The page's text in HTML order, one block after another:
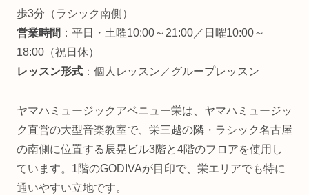
歩3分（ラシック南側）
営業時間 ：平日・土曜10:00～21:00／日曜10:00～
18:00（祝日休）
レッスン形式 ：個人レッスン／グループレッスン
ヤマハミュージックアベニュー栄は、ヤマハミュージッ
ク直営の大型音楽教室で、栄三越の隣・ラシック名古屋
の南側に位置する辰晃ビル3階と4階のフロアを使用し
ています。1階のGODIVAが目印で、栄エリアでも特に
通いやすい立地です。